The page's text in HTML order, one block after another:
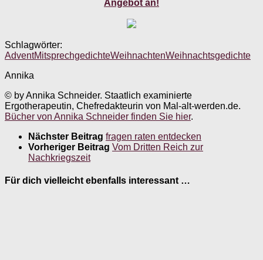
Angebot an!
Schlagwörter:
AdventMitsprechgedichteWeihnachtenWeihnachtsgedichte
Annika
© by Annika Schneider. Staatlich examinierte
Ergotherapeutin, Chefredakteurin von Mal-alt-werden.de.
Bücher von Annika Schneider finden Sie hier.
Nächster Beitrag fragen raten entdecken
Vorheriger Beitrag Vom Dritten Reich zur
Nachkriegszeit
Für dich vielleicht ebenfalls interessant …